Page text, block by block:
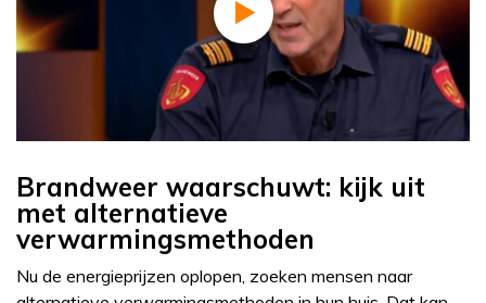
Brandweer waarschuwt: kijk uit
met alternatieve
verwarmingsmethoden
Nu de energieprijzen oplopen, zoeken mensen naar